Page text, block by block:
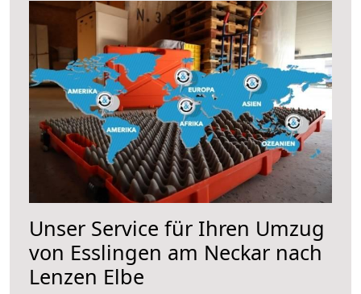
Unser Service für Ihren Umzug
von Esslingen am Neckar nach
Lenzen Elbe